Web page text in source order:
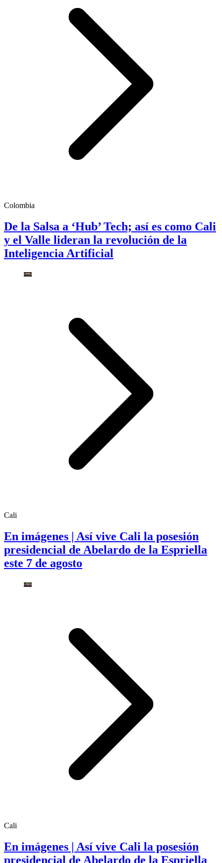
Colombia
De la Salsa a ‘Hub’ Tech; así es como Cali
y el Valle lideran la revolución de la
Inteligencia Artificial
Cali
En imágenes | Así vive Cali la posesión
presidencial de Abelardo de la Espriella
este 7 de agosto
Cali
En imágenes | Así vive Cali la posesión
presidencial de Abelardo de la Espriella